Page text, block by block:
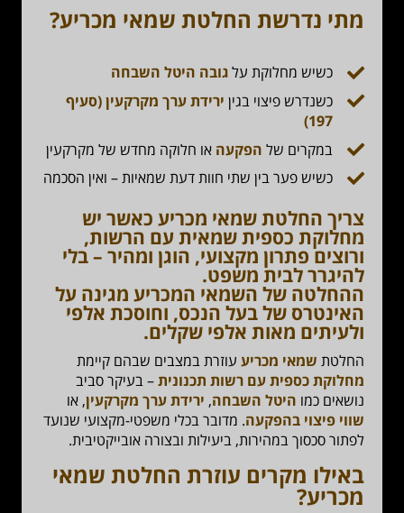
מתי נדרשת החלטת שמאי מכריע?
כשיש מחלוקת עלגובה היטל השבחה
כשנדרש פיצוי בגין ירידת ערך מקרקעין (סעיף
197)
במקרים של הפקעה או חלוקה מחדש של מקרקעין
כשיש פער בין שתי חוות דעת שמאיות – ואין הסכמה
צריך החלטת שמאי מכריע כאשר יש
מחלוקת כספית שמאית עם הרשות,
ורוצים פתרון מקצועי, הוגן ומהיר – בלי
להיגרר לבית משפט.
ההחלטה של השמאי המכריע מגינה על
האינטרס של בעל הנכס, וחוסכת אלפי
ולעיתים מאות אלפי שקלים.
החלטת שמאי מכריע עוזרת במצבים שבהם קיימת
מחלוקת כספית עם רשות תכנונית– בעיקר סביב
נושאים כמו היטל השבחה, ירידת ערך מקרקעין, או
שווי פיצוי בהפקעה. מדובר בכלי משפטי-מקצועי שנועד
לפתור סכסוך במהירות, ביעילות ובצורה אובייקטיבית.
באילו מקרים עוזרת החלטת שמאי
מכריע?